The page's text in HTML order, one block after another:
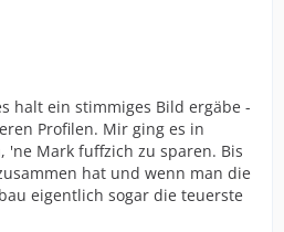
halt ein stimmiges Bild ergäbe -
Profilen. Mir ging es in
'ne Mark fuffzich zu sparen. Bis
hat und wenn man die
eigentlich sogar die teuerste